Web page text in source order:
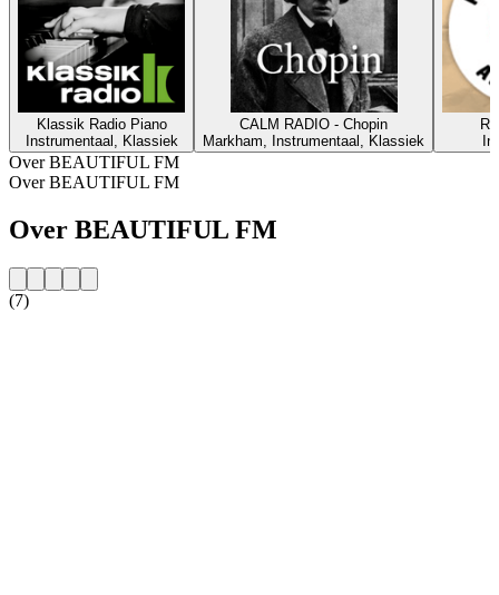
Klassik Radio Piano
Instrumentaal, Klassiek
CALM RADIO - Chopin
Markham, Instrumentaal, Klassiek
Over BEAUTIFUL FM
Over BEAUTIFUL FM
Over BEAUTIFUL FM
(7)